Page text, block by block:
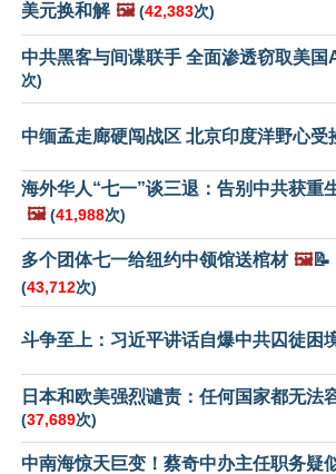
美元换和解 🖼️ (42,383次)
中共黑客与间谍联手 全面渗透窃取美国
次)
中缅孟走廊硬闯战区 北京印度洋野心受
海外华人“七一”谈三退：告别中共获重
🖼️ (41,988次)
多个团体七一给纽约中领馆送棺材 🖼️📝
(43,712次)
斗争至上：习近平讲话自爆中共囚徒困
日本和欧美强烈谴责：任何国家都无法
(37,689次)
中南海惊天巨变！蔡奇中办主任职务疑